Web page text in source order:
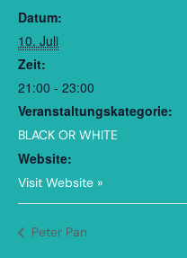
Datum:
10. Juli
Zeit:
21:00 - 23:00
Veranstaltungskategorie:
BLACK OR WHITE
Website:
Visit Website »
Peter Pan